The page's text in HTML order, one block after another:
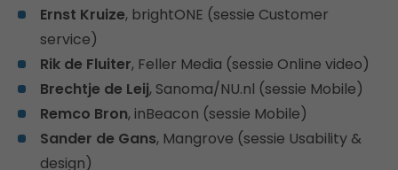
Ernst Kruize, brightONE (sessie Customer
service)
Rik de Fluiter, Feller Media (sessie Online video)
Brechtje de Leij, Sanoma/NU.nl (sessie Mobile)
Remco Bron, inBeacon (sessie Mobile)
Sander de Gans, Mangrove (sessie Usability &
design)